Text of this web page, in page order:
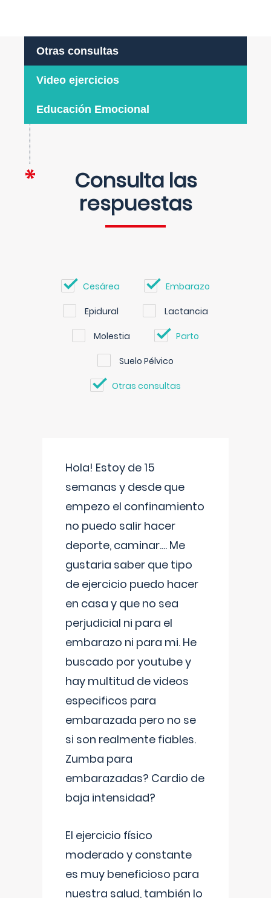
Otras consultas
Video ejercicios
Educación Emocional
Consulta las
respuestas
Cesárea Embarazo
Epidural Lactancia
Molestia Parto
Suelo Pélvico
Otras consultas
Hola! Estoy de 15
semanas y desde que
empezo el confinamiento
no puedo salir hacer
deporte, caminar.... Me
gustaria saber que tipo
de ejercicio puedo hacer
en casa y que no sea
perjudicial ni para el
embarazo ni para mi. He
buscado por youtube y
hay multitud de videos
especificos para
embarazada pero no se
si son realmente fiables.
Zumba para
embarazadas? Cardio de
baja intensidad?
El ejercicio físico
moderado y constante
es muy beneficioso para
nuestra salud, también lo